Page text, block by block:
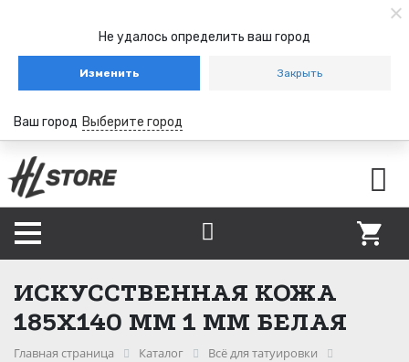
Не удалось определить ваш город
Изменить Закрыть
Ваш город Выберите город
ИСКУССТВЕННАЯ КОЖА
185Х140 ММ 1 ММ БЕЛАЯ
Главная страница Каталог
Всё для татуировки